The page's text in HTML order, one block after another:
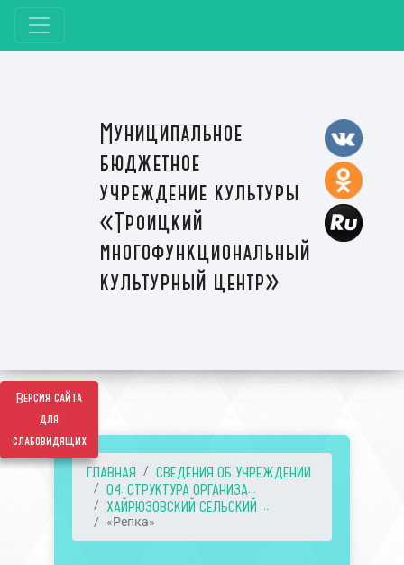
Версия сайта
для
слабовидящих
Муниципальное
бюджетное
учреждение культуры
«Троицкий
многофункциональный
культурный центр»
ГЛАВНАЯ
СВЕДЕНИЯ ОБ УЧРЕЖДЕНИИ
04. СТРУКТУРА ОРГАНИЗА...
ХАЙРЮЗОВСКИЙ СЕЛЬСКИЙ ...
«Репка»